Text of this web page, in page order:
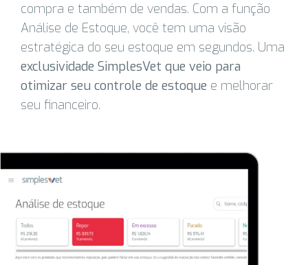
compra e também de vendas. Com a função
Análise de Estoque, você tem uma visão
estratégica do seu estoque em segundos. Uma
exclusividade SimplesVet que veio para
otimizar seu controle de estoque e melhorar
seu financeiro.